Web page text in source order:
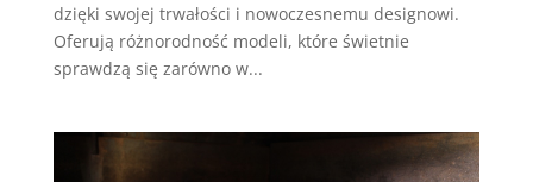
dzięki swojej trwałości i nowoczesnemu designowi.
Oferują różnorodność modeli, które świetnie
sprawdzą się zarówno w...